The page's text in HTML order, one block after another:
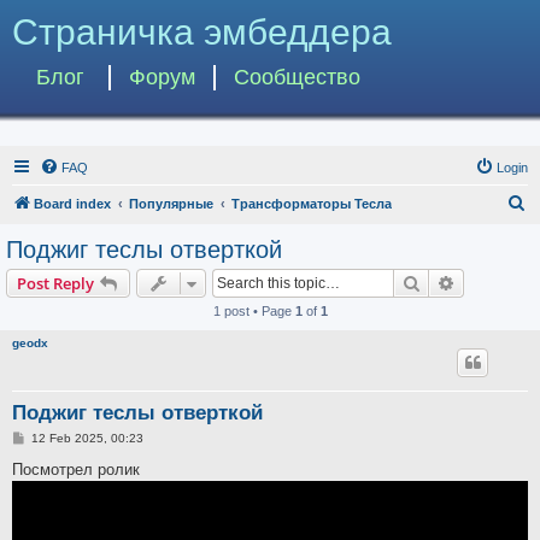
Страничка эмбеддера
Блог Форум Сообщество
FAQ Login
Board index Популярные Трансформаторы Тесла
Поджиг теслы отверткой
Post Reply Search
1 post • Page 1 of 1
geodx
Поджиг теслы отверткой
P
s
t
12 Feb 2025, 00:23
Посмотрел ролик